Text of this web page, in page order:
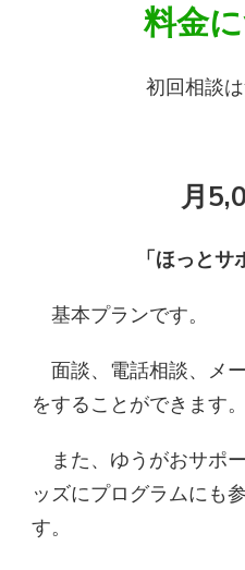
料金
初回相談
月
「ほっと
基本プランです。
面談、電話相談、メ
をすることができます。
また、ゆうがおサポ
ッズにプログラムにも
す。